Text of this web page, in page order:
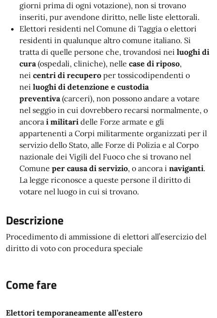
giorni prima di ogni votazione), non si trovano
inseriti, pur avendone diritto, nelle liste elettorali.
Elettori residenti nel Comune di Taggia o elettori
residenti in qualunque altro comune italiano. Si
tratta di quelle persone che, trovandosi nei luoghi di
cura(ospedali, cliniche), nelle case di riposo,
nei centri di recupero per tossicodipendenti o
nei luoghi di detenzione e custodia
preventiva(carceri), non possono andare a votare
nel seggio in cui dovrebbero recarsi normalmente, o
ancora i militari delle Forze armate e gli
appartenenti a Corpi militarmente organizzati per il
servizio dello Stato, alle Forze di Polizia e al Corpo
nazionale dei Vigili del Fuoco che si trovano nel
Comune per causa di servizio, o ancora i naviganti.
La legge riconosce a queste persone il diritto di
votare nel luogo in cui si trovano.
Descrizione
Procedimento di ammissione di elettori all’esercizio del
diritto di voto con procedura speciale
Come fare
Elettori temporaneamente all’estero